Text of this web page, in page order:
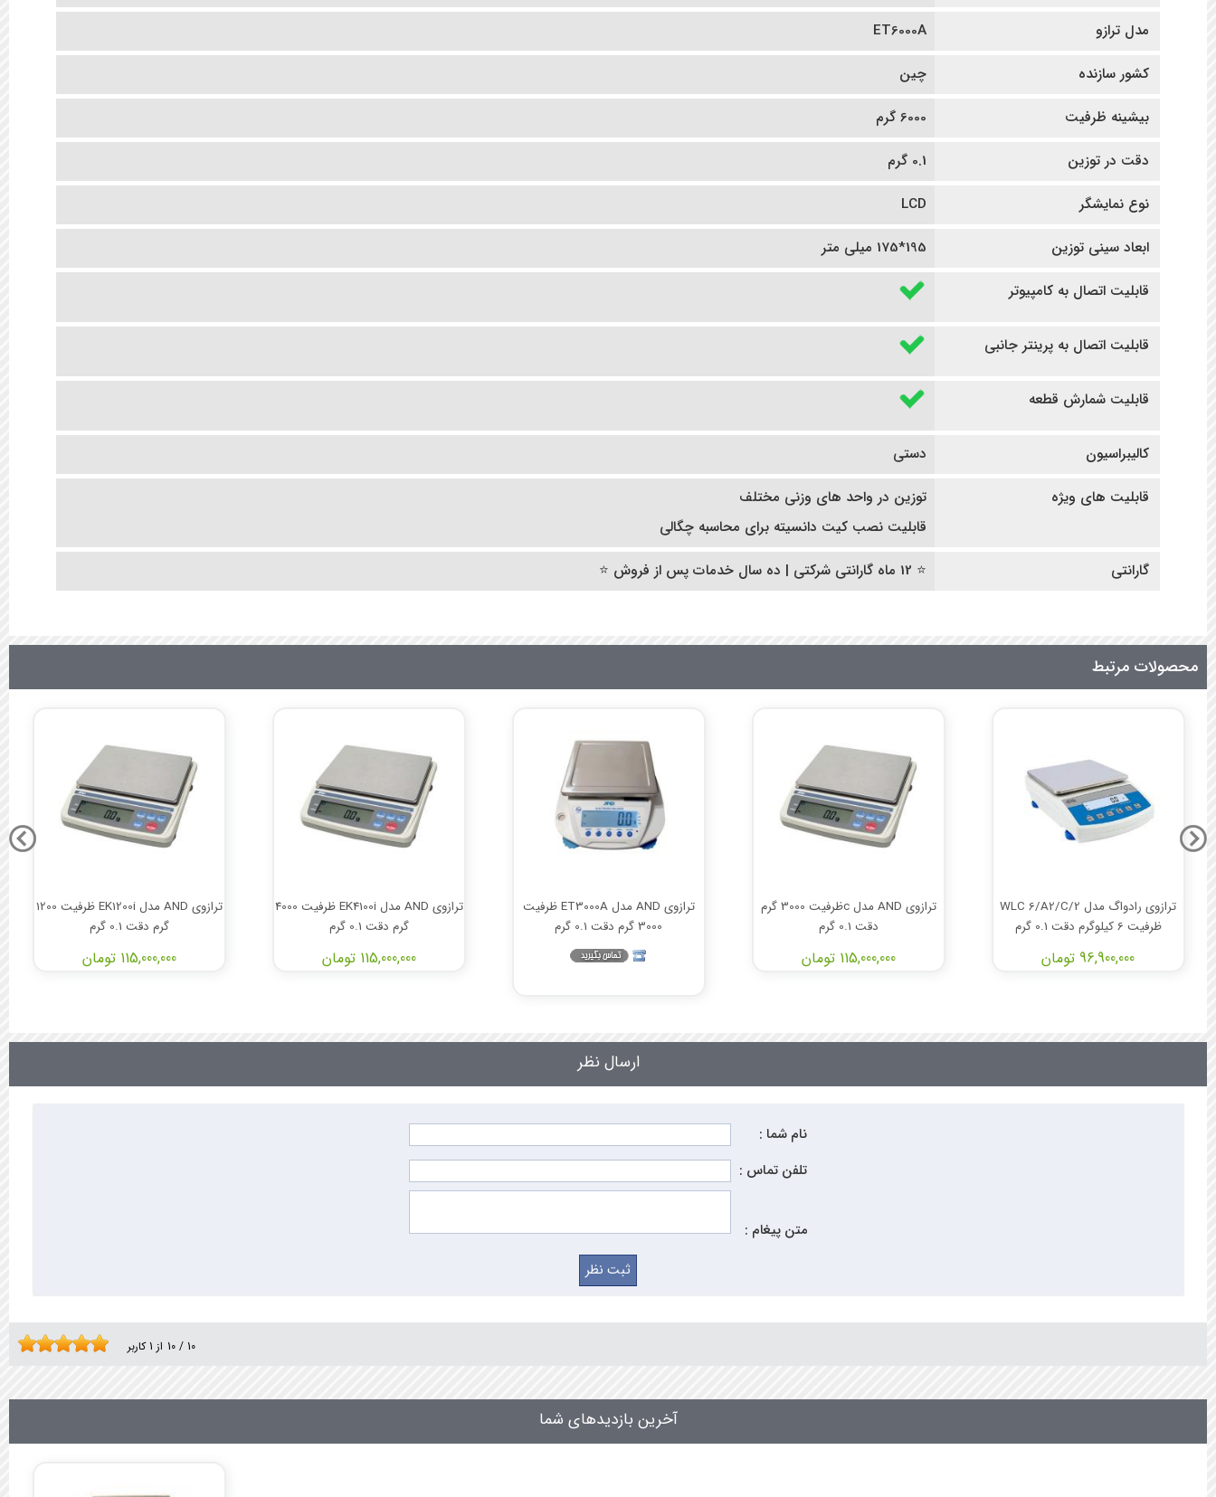
مدل ترازو
ET6000A
کشور سازنده
چین
بیشینه ظرفیت
6000 گرم
دقت در توزین
0.1 گرم
نوع نمایشگر
LCD
ابعاد سینی توزین
195*175 میلی متر
قابلیت اتصال به کامپیوتر
قابلیت اتصال به پرینتر جانبی
قابلیت شمارش قطعه
کالیبراسیون
دستی
قابلیت های ویژه
توزین در واحد های وزنی مختلف
قابلیت نصب کیت دانسیته برای محاسبه چگالی
گارانتی
⭐ 12 ماه گارانتی شرکتی | ده سال خدمات پس از فروش ⭐
محصولات مرتبط
ترازوی AND مدل EK1200i ظرفیت 1200
گرم دقت 0.1 گرم
115,000,000 تومان
ترازوی AND مدل EK4100i ظرفیت 4000
گرم دقت 0.1 گرم
115,000,000 تومان
ترازوی AND مدل ET3000A ظرفیت
3000 گرم دقت 0.1 گرم
ترازوی AND مدل cظرفیت 3000 گرم
دقت 0.1 گرم
115,000,000 تومان
ترازوی رادواگ مدل WLC 6/A2/C/2
ظرفیت 6 کیلوگرم دقت 0.1 گرم
96,900,000 تومان
ارسال نظر
نام شما :
تلفن تماس :
متن پیغام :
10 / 10 از 1کاربر
آخرین بازدیدهای شما